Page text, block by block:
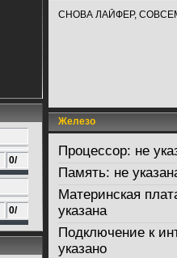
0/
0/
СНОВА ЛАЙФЕР,
Железо
Процессор: не
Память: не
Материнская
указана
Подключение к
указано